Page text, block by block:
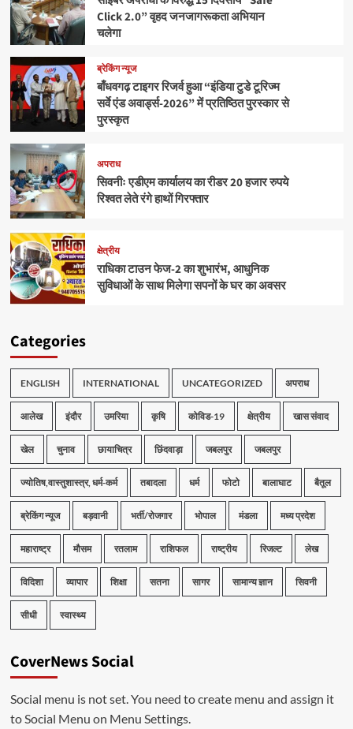
Click 2.0” वृहद जनजागरूकता अभियान
चलेगा
ब्रेकिंग न्यूज
बाँधवगढ़ टाइगर रिजर्व हुआ “इंडिया टुडे टूरिज्म
सर्वे एंड अवार्ड्स-2026” में प्रतिष्ठित पुरस्कार से
पुरस्कृत
अपराध
सिवनीः एडीएम कार्यालय का रीडर 20 हजार रुपये
रिश्वत लेते रंगे हाथों गिरफ्तार
क्षेत्रीय
राधिका टाउन फेज-2 का शुभारंभ, आधुनिक
सुविधाओं के साथ मिलेगा सपनों के घर का अवसर
Categories
ENGLISH INTERNATIONAL UNCATEGORIZED अपराध
आलेख इंदौर उमरिया कृषि कोविड-19 क्षेत्रीय खास संवाद
खेल चुनाव छायाचित्र छिंदवाड़ा जबलपुर जबलपुर
ज्योतिष,वास्तुशास्त्र, धर्म-कर्म तबादला धर्म फोटो बालाघाट बैतूल
ब्रेकिंग न्यूज बड़वानी भर्ती/रोजगार भोपाल मंडला मध्य प्रदेश
महाराष्ट्र मौसम रतलाम राशिफल राष्ट्रीय रिजल्ट लेख
विदिशा व्यापार शिक्षा सतना सागर सामान्य ज्ञान सिवनी
सीधी स्वास्थ्य
CoverNews Social
Social menu is not set. You need to create menu and assign it
to Social Menu on Menu Settings.